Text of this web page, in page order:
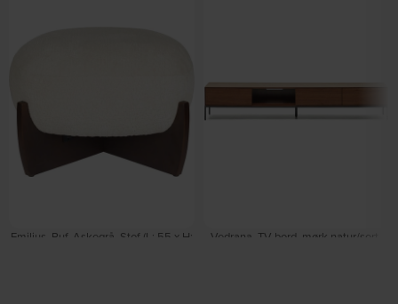
Emilius, Puf, Askegrå, Stof (L: 55 x H:
Vedrana, TV-bord, mørk natur/sort,